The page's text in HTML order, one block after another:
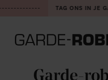
TAG ONS IN JE